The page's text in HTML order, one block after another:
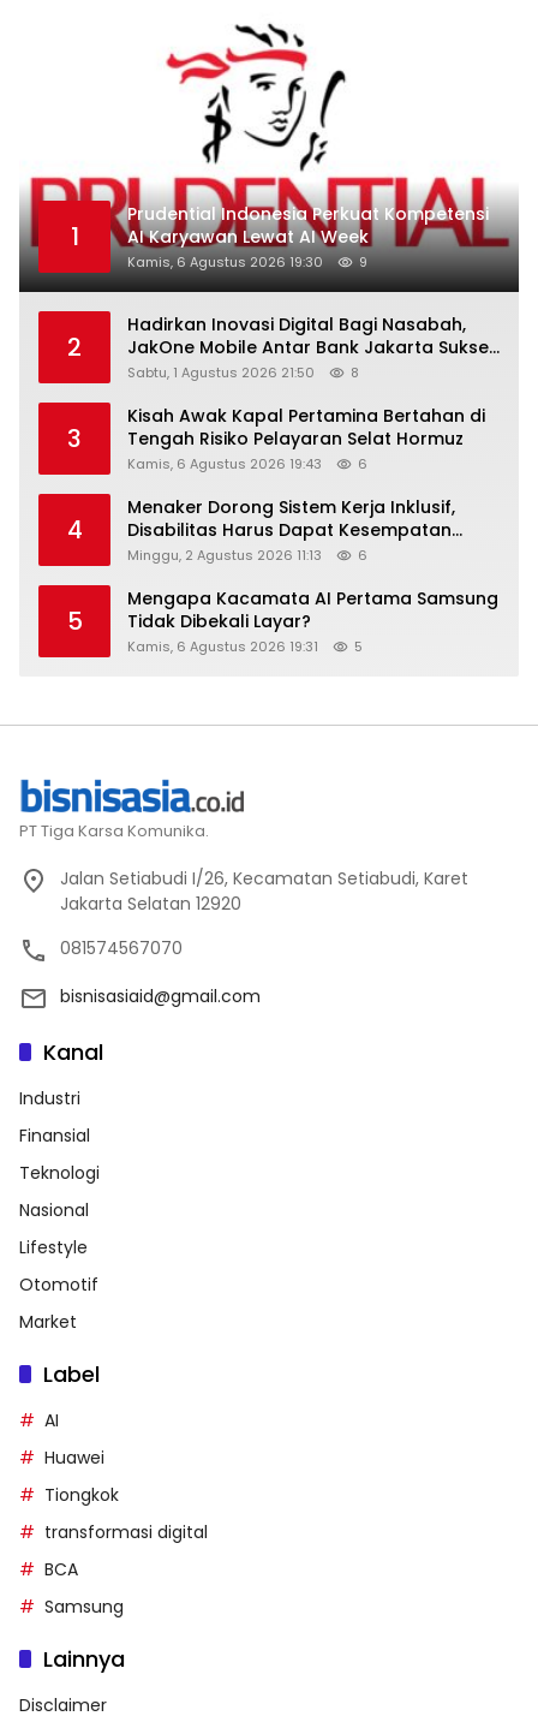
1
Prudential Indonesia Perkuat Kompetensi
AI Karyawan Lewat AI Week
Kamis, 6 Agustus 2026 19:30 9
2
Hadirkan Inovasi Digital Bagi Nasabah,
JakOne Mobile Antar Bank Jakarta Sukses
Raih Digital Excellence Awards 2026
Sabtu, 1 Agustus 2026 21:50 8
3
Kisah Awak Kapal Pertamina Bertahan di
Tengah Risiko Pelayaran Selat Hormuz
Kamis, 6 Agustus 2026 19:43 6
4
Menaker Dorong Sistem Kerja Inklusif,
Disabilitas Harus Dapat Kesempatan
Setara
Minggu, 2 Agustus 2026 11:13 6
5
Mengapa Kacamata AI Pertama Samsung
Tidak Dibekali Layar?
Kamis, 6 Agustus 2026 19:31 5
PT Tiga Karsa Komunika.
Jalan Setiabudi I/26, Kecamatan Setiabudi, Karet
Jakarta Selatan 12920
081574567070
bisnisasiaid@gmail.com
Kanal
Industri
Finansial
Teknologi
Nasional
Lifestyle
Otomotif
Market
Label
AI
Huawei
Tiongkok
transformasi digital
BCA
Samsung
Lainnya
Disclaimer